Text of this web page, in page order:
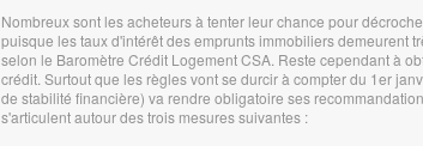
Nombreux sont les acheteurs à tenter leur chance pour
puisque les taux d'intérêt des emprunts immobiliers demeurent
selon le Baromètre Crédit Logement CSA. Reste cependant à
crédit. Surtout que les règles vont se durcir à compter du 1er
de stabilité financière) va rendre obligatoire ses
s'articulent autour des trois mesures suivantes :